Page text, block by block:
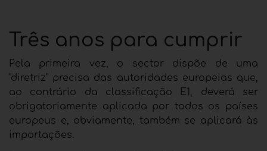
Três anos para cumprir
Pela primeira vez, o sector dispõe de uma
"diretriz" precisa das autoridades europeias que,
ao contrário da classificação E1, deverá ser
obrigatoriamente aplicada por todos os países
europeus e, obviamente, também se aplicará às
importações.